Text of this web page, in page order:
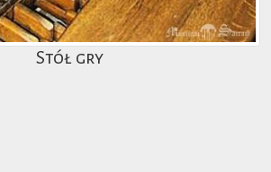
Stół gry